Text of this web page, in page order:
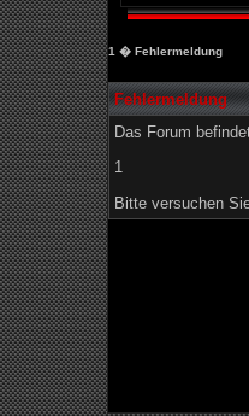
1 � Fehlermeldung
Fehlermeldung
Das Forum
1
Bitte versuchen